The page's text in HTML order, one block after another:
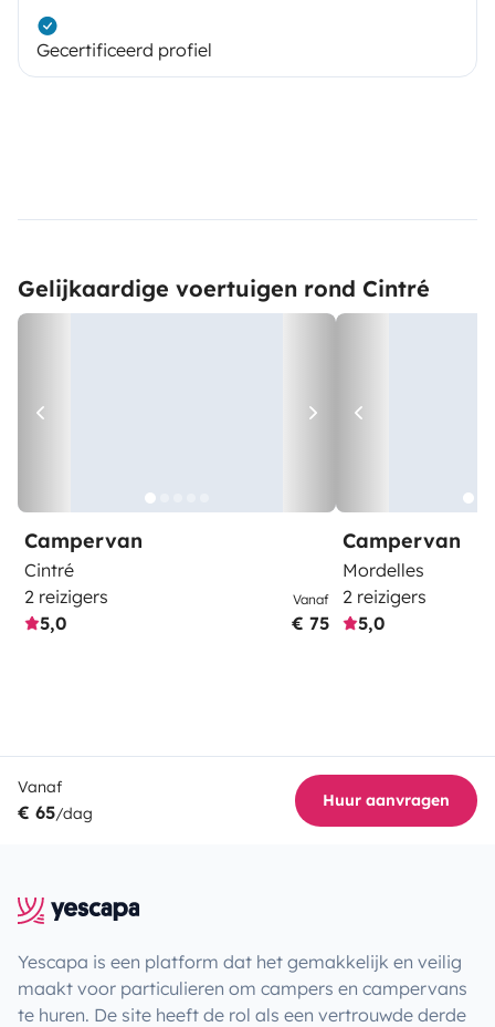
Gecertificeerd profiel
Gelijkaardige voertuigen rond Cintré
Campervan
Cintré
2 reizigers
5,0
Vanaf
€ 75
Campervan
Mordelles
2 reizigers
5,0
Vanaf
€ 65/dag
Huur aanvragen
Yescapa is een platform dat het gemakkelijk en veilig
maakt voor particulieren om campers en campervans
te huren. De site heeft de rol als een vertrouwde derde